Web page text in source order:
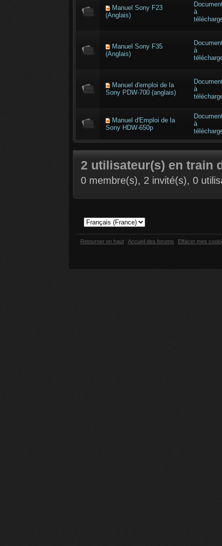
Manuel Sony F23
(Anglais)
à
Manuel Sony F35
(Anglais)
à
Manuel d'emploi de la
Sony PDW-700 (anglais)
à
Manuel d'Emploi de la
Sony HDW-650p
à
2 utilisateur(s) en train
0 membre(s), 2 invité(s), 0
Retourner en haut Accueil des forums Effacer mes